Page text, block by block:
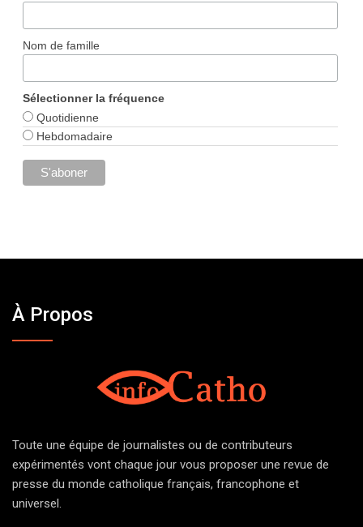
Nom de famille
Sélectionner la fréquence
Quotidienne
Hebdomadaire
À Propos
Toute une équipe de journalistes ou de contributeurs
expérimentés vont chaque jour vous proposer une revue de
presse du monde catholique français, francophone et
universel.